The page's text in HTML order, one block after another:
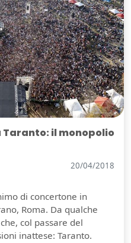
Taranto: il monopolio
20/04/2018
di concertone in
Roma. Da qualche
col passare del
inattese: Taranto.